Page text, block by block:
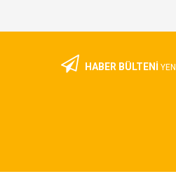
HABER BÜLTENİ